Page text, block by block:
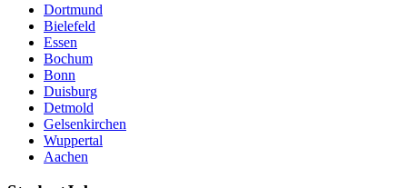
Dortmund
Bielefeld
Essen
Bochum
Bonn
Duisburg
Detmold
Gelsenkirchen
Wuppertal
Aachen